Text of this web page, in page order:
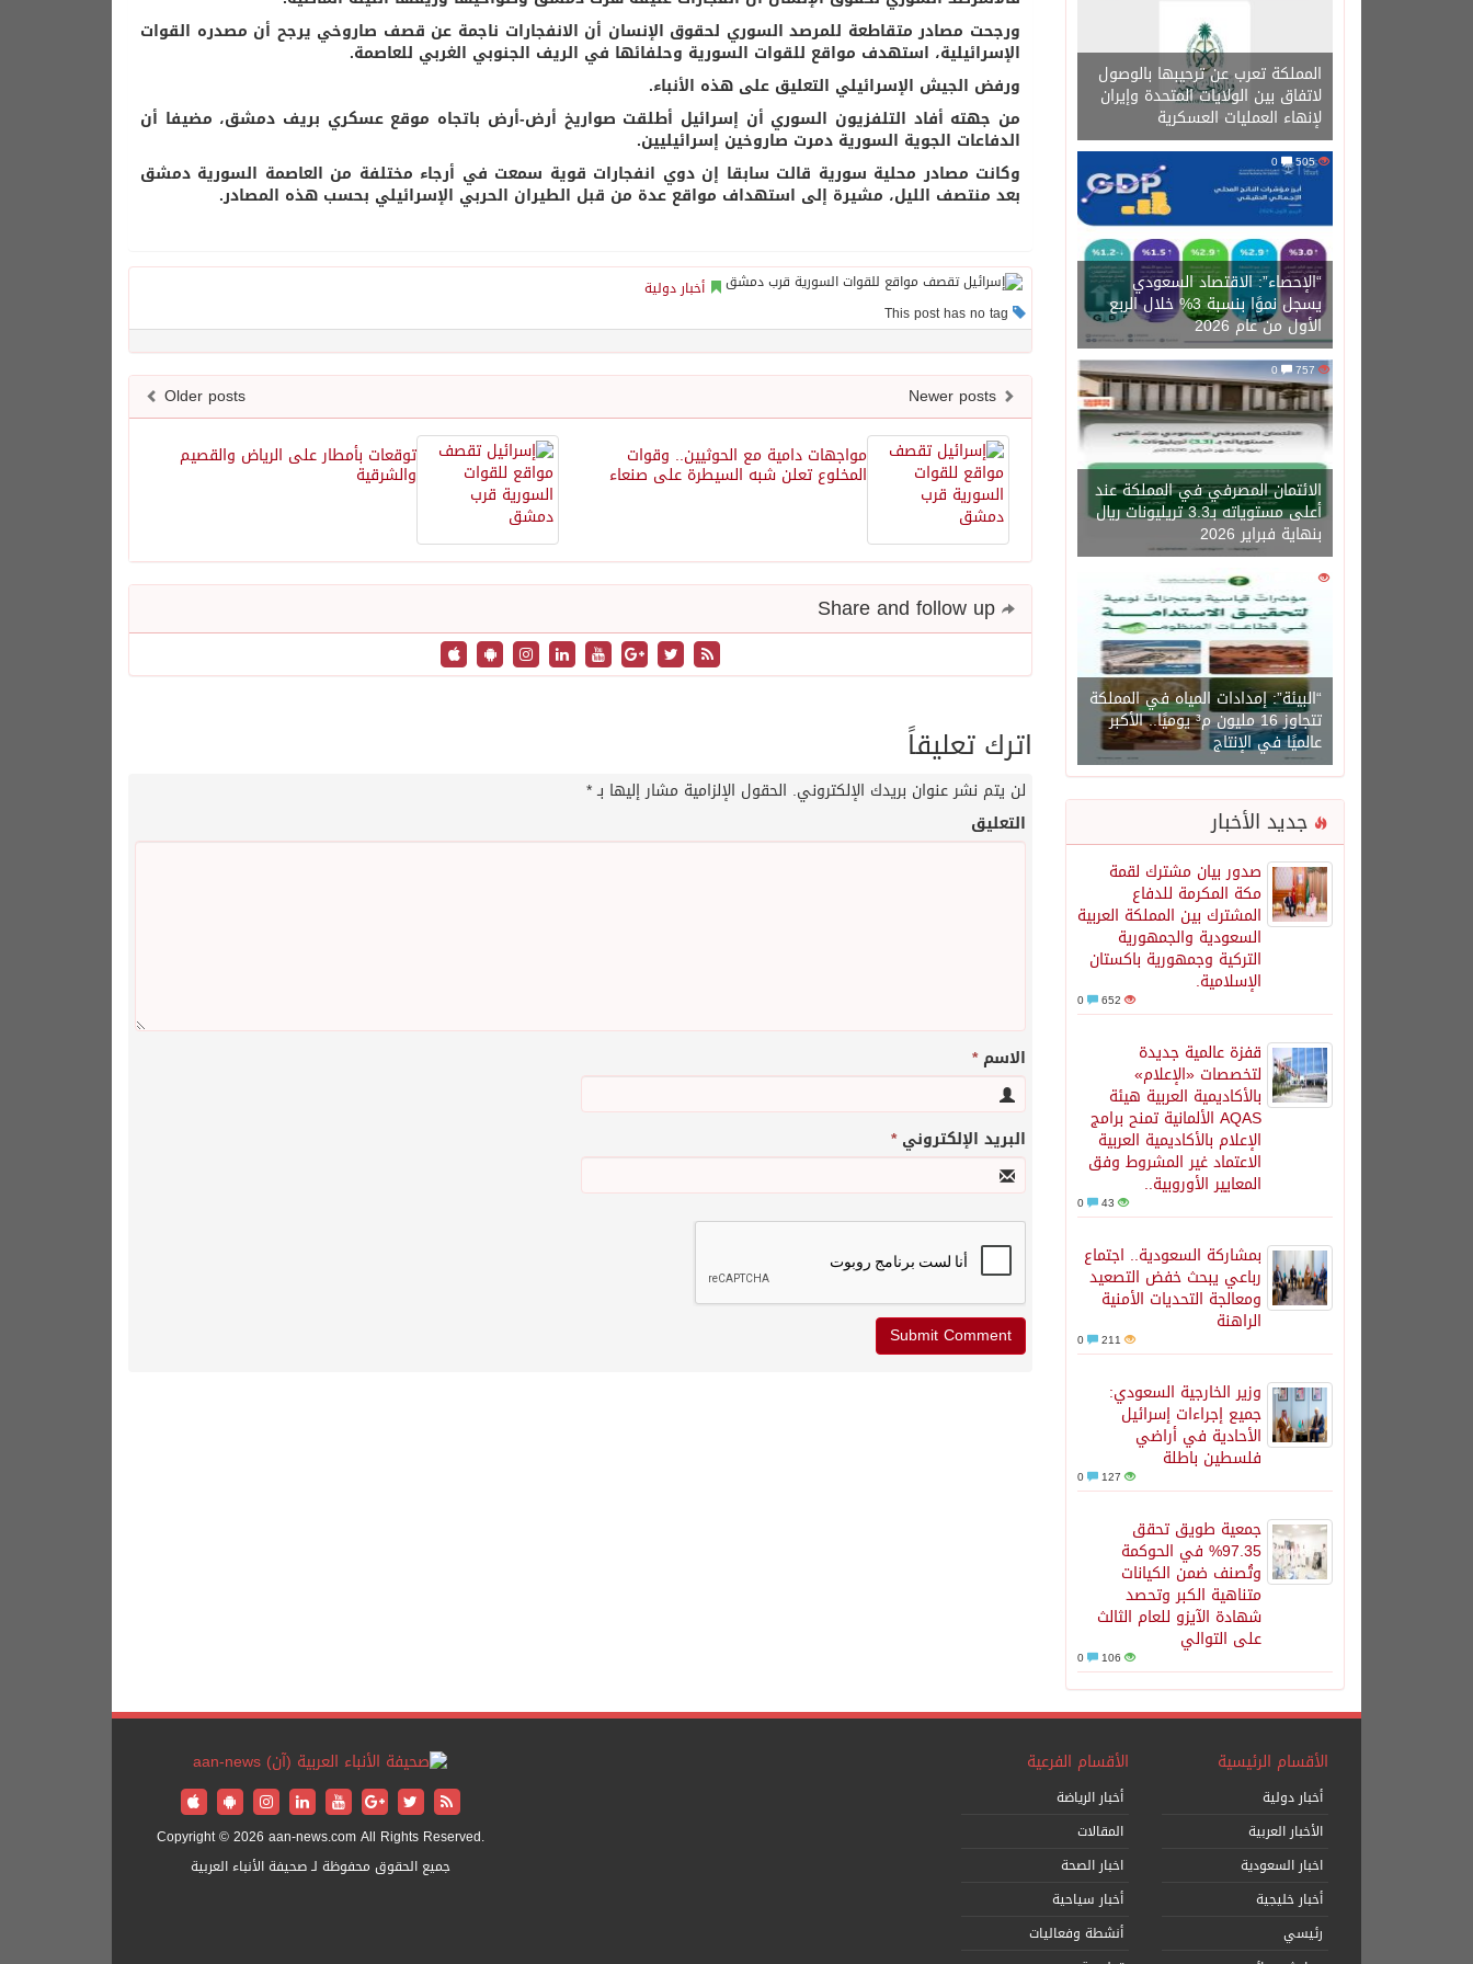
المملكة تعرب عن ترحيبها بالوصول
لاتفاق بين الولايات المتحدة وإيران
لإنهاء العمليات العسكرية
505
“الإحصاء”: الاقتصاد السعودي
يسجل نموًا بنسبة 3% خلال الربع
الأول من عام 2026
757
0
الائتمان المصرفي في المملكة عند
أعلى مستوياته بـ3.3 تريليونات ريال
بنهاية فبراير 2026
1450
“البيئة”: إمدادات المياه في المملكة
تتجاوز 16 مليون م³ يوميًا.. الأكبر
عالميًا في الإنتاج
جديد الأخبار
صدور بيان مشترك لقمة
مكة المكرمة للدفاع
المشترك بين المملكة العربية
السعودية والجمهورية
التركية وجمهورية باكستان
الإسلامية.
652
قفزة عالمية جديدة
لتخصصات «الإعلام»
بالأكاديمية العربية هيئة
AQAS الألمانية تمنح برامج
الإعلام بالأكاديمية العربية
الاعتماد غير المشروط وفق
المعايير الأوروبية..
43
بمشاركة السعودية.. اجتماع
رباعي يبحث خفض التصعيد
ومعالجة التحديات الأمنية
الراهنة
211
وزير الخارجية السعودي:
جميع إجراءات إسرائيل
الأحادية في أراضي
فلسطين باطلة
127
جمعية طويق تحقق
97.35% في الحوكمة
وتُصنف ضمن الكيانات
متناهية الكبر وتحصد
شهادة الآيزو للعام الثالث
على التوالي
106
ورجحت مصادر متقاطعة للمرصد السوري لحقوق الإنسان أن الانفجارات ناجمة عن قصف صاروخي يرجح أن مصدره القوات
الإسرائيلية، استهدف مواقع للقوات السورية وحلفائها في الريف الجنوبي الغربي للعاصمة.
ورفض الجيش الإسرائيلي التعليق على هذه الأنباء.
من جهته أفاد التلفزيون السوري أن إسرائيل أطلقت صواريخ أرض-أرض باتجاه موقع عسكري بريف دمشق، مضيفا أن
الدفاعات الجوية السورية دمرت صاروخين إسرائيليين.
وكانت مصادر محلية سورية قالت سابقا إن دوي انفجارات قوية سمعت في أرجاء مختلفة من العاصمة السورية دمشق
بعد منتصف الليل، مشيرة إلى استهداف مواقع عدة من قبل الطيران الحربي الإسرائيلي بحسب هذه المصادر.
أخبار دولية
Older posts
توقعات بأمطار على الرياض والقصيم
والشرقية
مواجهات دامية مع الحوثيين.. وقوات
المخلوع تعلن شبه السيطرة على صنعاء
اترك تعليقاً
لن يتم نشر عنوان بريدك الإلكتروني. الحقول الإلزامية مشار إليها بـ*
التعليق
الاسم*
البريد الإلكتروني*
الأقسام الرئيسية
أخبار دولية
الأخبار العربية
اخبار السعودية
أخبار خليجية
رئيسي
الأقسام الفرعية
أخبار الرياضة
المقالات
اخبار الصحة
أخبار سياحية
أنشطة وفعاليات
Copyright © 2026 aan-news.com All Rights Reserved.
جميع الحقوق محفوظة لـ صحيفة الأنباء العربية